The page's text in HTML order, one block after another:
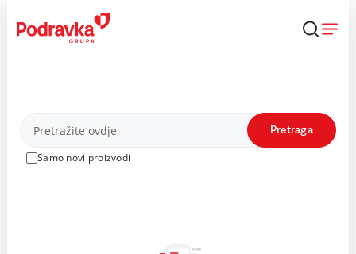
content
Proizvodi
Samo novi proizvodi
Pretraga